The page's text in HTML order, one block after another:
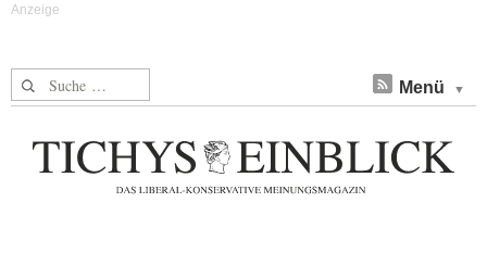
Suche nach: Menü